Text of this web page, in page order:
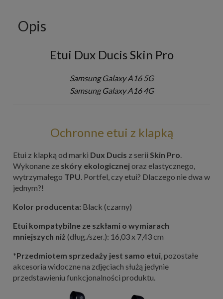
Opis
Etui Dux Ducis Skin Pro
Samsung Galaxy A16 5G
Samsung Galaxy A16 4G
Ochronne etui z klapką
Etui z klapką od marki Dux Ducis z serii Skin Pro
Wykonane ze skóry ekologicznejoraz elastycznego,
wytrzymałego TPU . Portfel, czy etui? Dlaczego nie dwa w
jednym?!
Kolor producenta: Black (czarny)
Etui kompatybilne ze szkłami o wymiarach
mniejszych niż (dług./szer.): 16,03 x 7,43 cm
*Przedmiotem sprzedaży jest samo etui , pozostałe
akcesoria widoczne na zdjęciach służą jedynie
przedstawieniu funkcjonalności produktu.